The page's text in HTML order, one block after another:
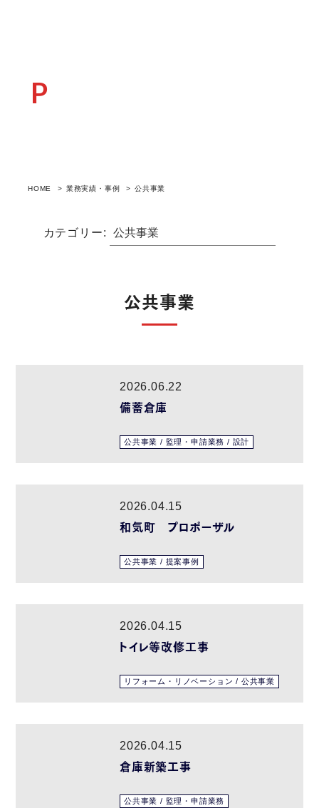
HOME 業務実績・事例 公共事業
カテゴリー:
公共事業
2026.06.22
備蓄倉庫
公共事業 / 監理・申請業務 / 設計
2026.04.15
和気町 プロポーザル
公共事業 / 提案事例
2026.04.15
トイレ等改修工事
リフォーム・リノベーション / 公共事業
2026.04.15
倉庫新築工事
公共事業 / 監理・申請業務